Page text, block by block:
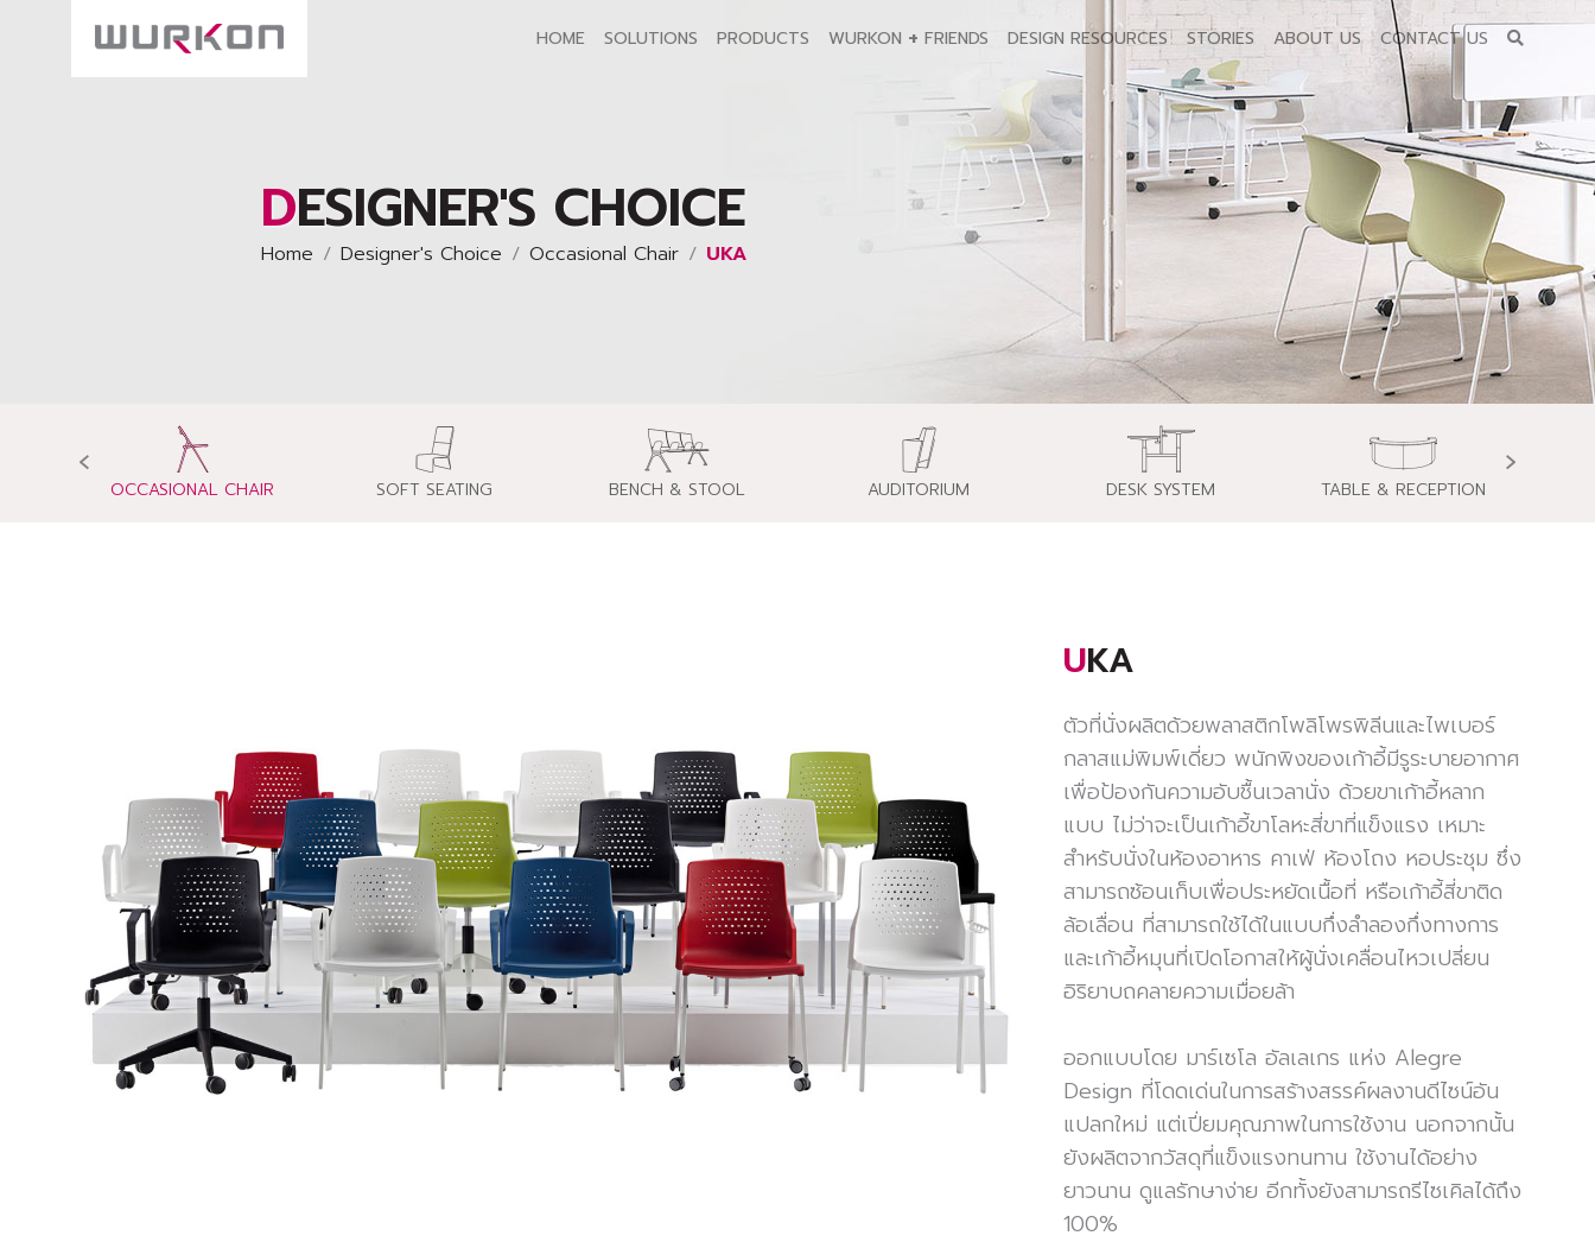
HOME SOLUTIONS PRODUCTS WURKON + FRIENDS DESIGN RESOURCES STORIES ABOUT US CONTACT US
DESIGNER'S CHOICE
Home Designer's Choice Occasional Chair UKA
OCCASIONAL CHAIR SOFT SEATING BENCH & STOOL AUDITORIUM DESK SYSTEM TABLE & RECEPTION
‹ ›
UKA
ตัวที่นั่งผลิตด้วยพลาสติกโพลิโพรพิลีนและไพเบอร์
กลาสแม่พิมพ์เดี่ยว พนักพิงของเก้าอี้มีรูระบายอากาศ
เพื่อป้องกันความอับชื้นเวลานั่ง ด้วยขาเก้าอี้หลาก
แบบ ไม่ว่าจะเป็นเก้าอี้ขาโลหะสี่ขาที่แข็งแรง เหมาะ
สำหรับนั่งในห้องอาหาร คาเฟ่ ห้องโถง หอประชุม ซึ่ง
สามารถซ้อนเก็บเพื่อประหยัดเนื้อที่ หรือเก้าอี้สี่ขาติด
ล้อเลื่อน ที่สามารถใช้ได้ในแบบกึ่งลำลองกึ่งทางการ
และเก้าอี้หมุนที่เปิดโอกาสให้ผู้นั่งเคลื่อนไหวเปลี่ยน
อิริยาบถคลายความเมื่อยล้า
ออกแบบโดย มาร์เซโล อัลเลเกร แห่ง Alegre
Design ที่โดดเด่นในการสร้างสรรค์ผลงานดีไซน์อัน
แปลกใหม่ แต่เปี่ยมคุณภาพในการใช้งาน นอกจากนั้น
ยังผลิตจากวัสดุที่แข็งแรงทนทาน ใช้งานได้อย่าง
ยาวนาน ดูแลรักษาง่าย อีกทั้งยังสามารถรีไซเคิลได้ถึง
100%